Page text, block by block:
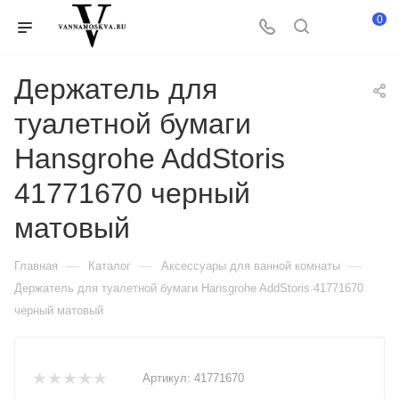
0
Держатель для
туалетной бумаги
Hansgrohe AddStoris
41771670 черный
матовый
Главная — Каталог — Аксессуары для ванной комнаты —
Держатель для туалетной бумаги Hansgrohe AddStoris 41771670
черный матовый
Артикул: 41771670